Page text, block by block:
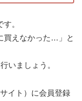
す。
買えなかった…」と
いましょう。
サイト）に会員登録